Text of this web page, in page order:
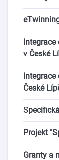
Integrace
v České
Integrace
České
Projekt
Granty a